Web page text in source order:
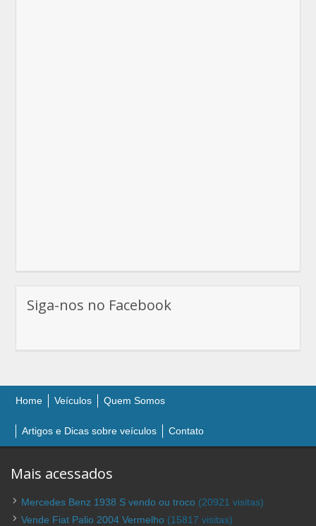
Siga-nos no Facebook
Home Veículos Quem Somos
Artigos e Dicas sobre veículos Contato
Mais acessados
Mercedes Benz 1938 S vendo ou troco (20921 visitas)
Vende Fiat Palio 2004 Vermelho (15817 visitas)